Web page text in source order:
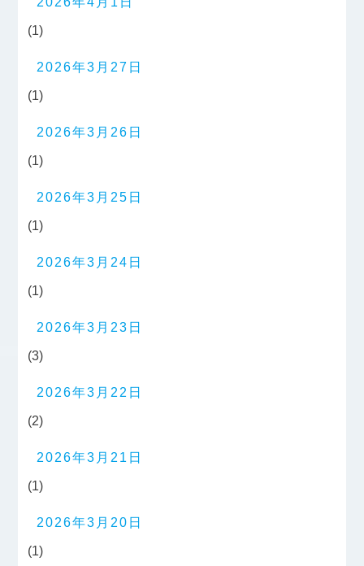
(1)
2026年3月27日
(1)
2026年3月26日
(1)
2026年3月25日
(1)
2026年3月24日
(1)
2026年3月23日
(3)
2026年3月22日
(2)
2026年3月21日
(1)
2026年3月20日
(1)